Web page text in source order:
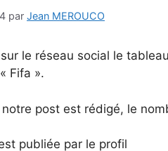
par Jean MEROUCO
sur le réseau social le
Fifa ».
notre post est rédigé, le
publiée par le profil